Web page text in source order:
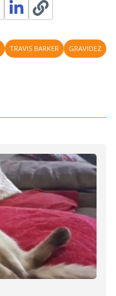
TRAVIS BARKER
GRAVIDEZ